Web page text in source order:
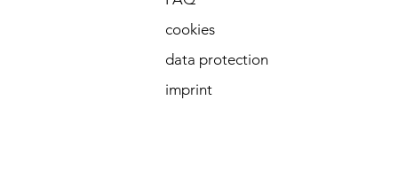
cookies
data protection
imprint